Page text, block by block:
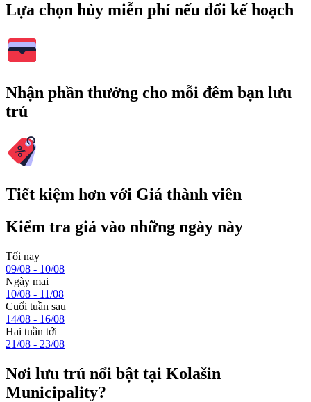
Lựa chọn hủy miễn phí nếu đổi kế hoạch
Nhận phần thưởng cho mỗi đêm bạn lưu
trú
Tiết kiệm hơn với Giá thành viên
Kiểm tra giá vào những ngày này
Tối nay
09/08 - 10/08
Ngày mai
10/08 - 11/08
Cuối tuần sau
14/08 - 16/08
Hai tuần tới
21/08 - 23/08
Nơi lưu trú nổi bật tại Kolašin
Municipality?